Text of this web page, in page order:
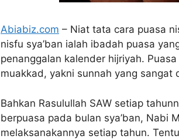
Abiabiz.com – Niat tata cara puasa
nisfu sya’ban ialah ibadah puasa
penanggalan kalender hijriyah.
muakkad, yakni sunnah yang sangat
Bahkan Rasulullah SAW setiap
berpuasa pada bulan sya’ban, Nabi
melaksanakannya setiap tahun.